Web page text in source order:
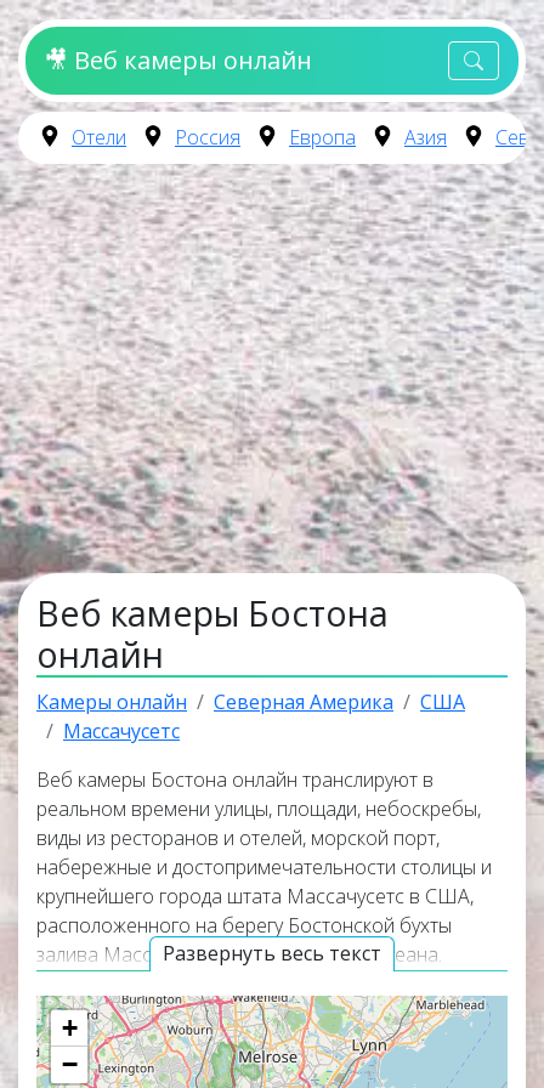
🎥 Веб камеры онлайн
Отели Россия Европа Азия
Веб камеры Бостона
онлайн
Камеры онлайн Северная Америка
США
Массачусетс
Развернуть весь текст
Веб камеры Бостона онлайн транслируют в
реальном времени улицы, площади, небоскребы,
виды из ресторанов и отелей, морской порт,
набережные и достопримечательности столицы и
крупнейшего города штата Массачусетс в США,
расположенного на берегу Бостонской бухты
залива Массачусетс Атлантического океана.
панорамные виды города, окружающую его
природу и помогут узнать актуальную погоду в
городе Бостон на данный момент. Большая часть
+
−